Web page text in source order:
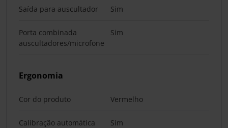
Saída para auscultador Sim
Porta combinada
auscultadores/microfone
Sim
Ergonomia
Cor do produto Vermelho
Calibração automática Sim